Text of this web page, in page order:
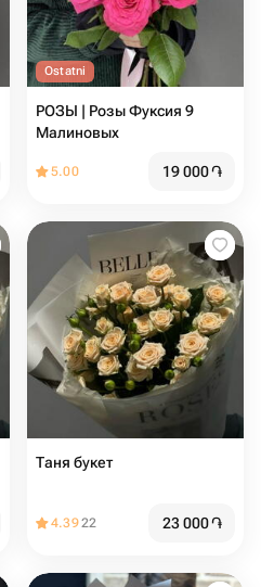
Ostatni
РОЗЫ | Розы Фуксия 9
Малиновых
5.00 19 000֏
Таня букет
4.3922 23 000֏